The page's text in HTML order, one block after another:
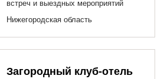
встреч и выездных мероприятий
Нижегородская область
Загородный клуб-отель